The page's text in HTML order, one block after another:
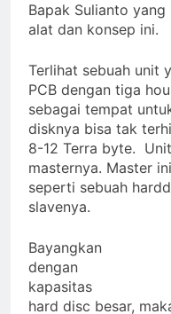
Bapak Sulianto
alat dan konsep ini.
Terlihat sebuah unit
PCB dengan tiga
sebagai tempat
disknya bisa tak
8-12 Terra byte.
masternya. Master
seperti sebuah
slavenya.
Bayangkan
dengan
kapasitas
hard disc besar,